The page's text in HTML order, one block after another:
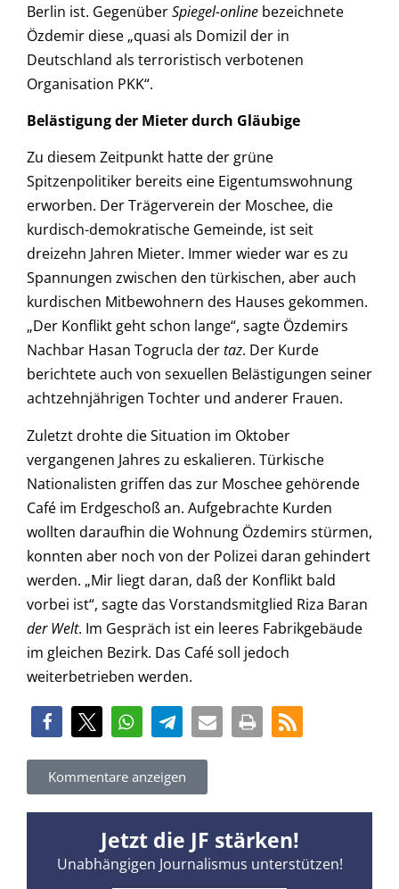
Berlin ist. GegenüberSpiegel-online bezeichnete
Özdemir diese „quasi als Domizil der in
Deutschland als terroristisch verbotenen
Organisation PKK“.
Belästigung der Mieter durch Gläubige
Zu diesem Zeitpunkt hatte der grüne
Spitzenpolitiker bereits eine Eigentumswohnung
erworben. Der Trägerverein der Moschee, die
kurdisch-demokratische Gemeinde, ist seit
dreizehn Jahren Mieter. Immer wieder war es zu
Spannungen zwischen den türkischen, aber auch
kurdischen Mitbewohnern des Hauses gekommen.
„Der Konflikt geht schon lange“, sagte Özdemirs
Nachbar Hasan Togrucla dertaz. Der Kurde
berichtete auch von sexuellen Belästigungen seiner
achtzehnjährigen Tochter und anderer Frauen.
Zuletzt drohte die Situation im Oktober
vergangenen Jahres zu eskalieren. Türkische
Nationalisten griffen das zur Moschee gehörende
Café im Erdgeschoß an. Aufgebrachte Kurden
wollten daraufhin die Wohnung Özdemirs stürmen,
konnten aber noch von der Polizei daran gehindert
werden. „Mir liegt daran, daß der Konflikt bald
vorbei ist“, sagte das Vorstandsmitglied Riza Baran
der Welt. Im Gespräch ist ein leeres Fabrikgebäude
im gleichen Bezirk. Das Café soll jedoch
weiterbetrieben werden.
Kommentare anzeigen
Jetzt die JF stärken!
Unabhängigen Journalismus unterstützen!